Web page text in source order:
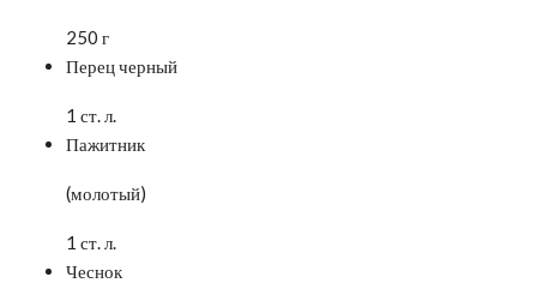
250 г
Перец черный
1 ст. л.
Пажитник
(молотый)
1 ст. л.
Чеснок